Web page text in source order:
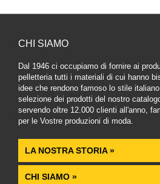
CHI SIAMO
Dal 1946 ci occupiamo di fornire ai
pelletteria tutti i materiali di cui hanno
idee che rendono famoso lo stile
selezione dei prodotti del nostro
servendo oltre 12.000 clienti all'anno,
per le Vostre produzioni di moda.
LA NOSTRA STORIA »
CHI SIAMO »